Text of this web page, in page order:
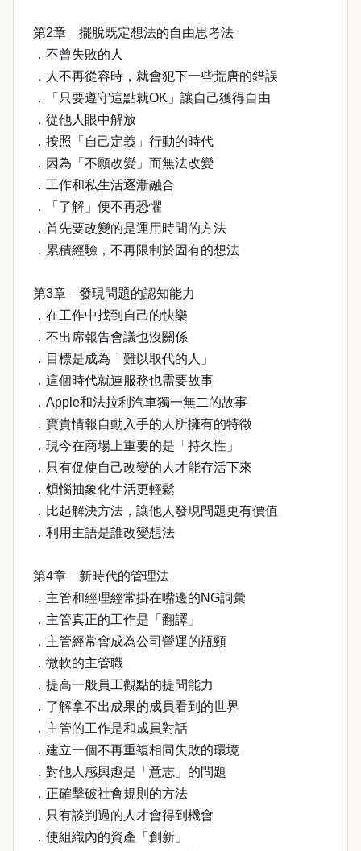
第2章 擺脫既定想法的自由思考法
．不曾失敗的人
．人不再從容時，就會犯下一些荒唐的錯誤
．「只要遵守這點就OK」讓自己獲得自由
．從他人眼中解放
．按照「自己定義」行動的時代
．因為「不願改變」而無法改變
．工作和私生活逐漸融合
．「了解」便不再恐懼
．首先要改變的是運用時間的方法
．累積經驗，不再限制於固有的想法
第3章 發現問題的認知能力
．在工作中找到自己的快樂
．不出席報告會議也沒關係
．目標是成為「難以取代的人」
．這個時代就連服務也需要故事
．Apple和法拉利汽車獨一無二的故事
．寶貴情報自動入手的人所擁有的特徵
．現今在商場上重要的是「持久性」
．只有促使自己改變的人才能存活下來
．煩惱抽象化生活更輕鬆
．比起解決方法，讓他人發現問題更有價值
．利用主語是誰改變想法
第4章 新時代的管理法
．主管和經理經常掛在嘴邊的NG詞彙
．主管真正的工作是「翻譯」
．主管經常會成為公司營運的瓶頸
．微軟的主管職
．提高一般員工觀點的提問能力
．了解拿不出成果的成員看到的世界
．主管的工作是和成員對話
．建立一個不再重複相同失敗的環境
．對他人感興趣是「意志」的問題
．正確擊破社會規則的方法
．只有談判過的人才會得到機會
．使組織內的資產「創新」